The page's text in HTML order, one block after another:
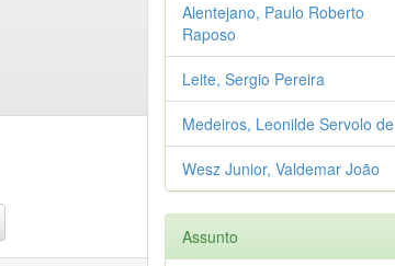
Alentejano, Paulo Roberto
Raposo
Leite, Sergio Pereira
Medeiros, Leonilde Servolo de
Wesz Junior, Valdemar João
Assunto